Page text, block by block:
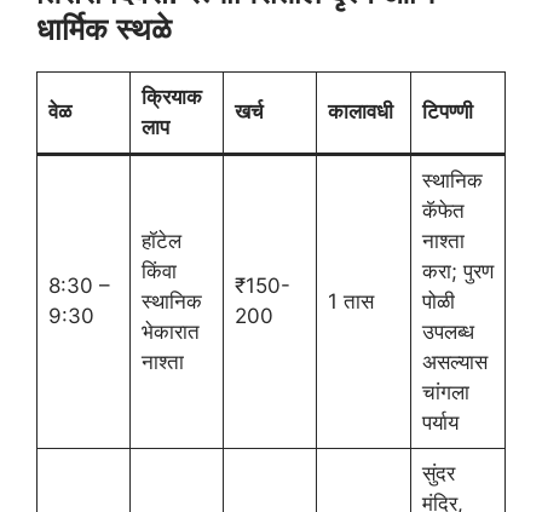
धार्मिक स्थळे
वेळ
क्रियाक
लाप
खर्च कालावधी टिपण्णी
8:30 –
9:30
हॉटेल
किंवा
स्थानिक
भेकारात
नाश्ता
₹150-
200
1 तास
स्थानिक
कॅफेत
नाश्ता
करा; पुरण
पोळी
उपलब्ध
असल्यास
चांगला
पर्याय
सुंदर
मंदिर,